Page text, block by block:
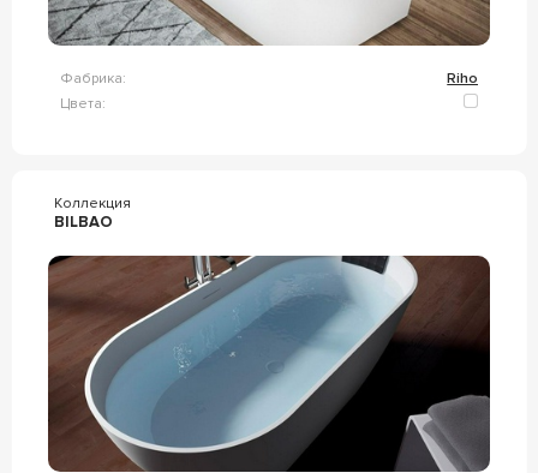
Фабрика:
Riho
Цвета:
Коллекция
BILBAO